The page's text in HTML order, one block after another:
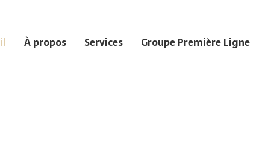
À propos Services Groupe Première Ligne